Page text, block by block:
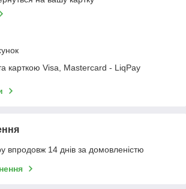
карткою Visa, Mastercard - LiqPay
впродовж 14 днів за домовленістю